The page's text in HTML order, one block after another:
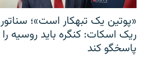
«پوتین یک تبهکار است»؛ سناتور
ریک اسکات: کنگره باید روسیه را
پاسخگو کند